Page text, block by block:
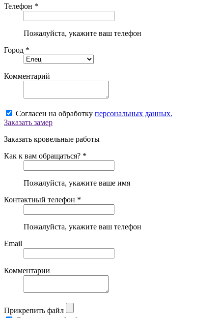
Телефон *
Пожалуйста, укажите ваш телефон
Город *
Комментарий
Согласен на обработку персональных данных.
Заказать замер
Заказать кровельные работы
Как к вам обращаться? *
Пожалуйста, укажите ваше имя
Контактный телефон *
Пожалуйста, укажите ваш телефон
Email
Комментарии
Прикрепить файл